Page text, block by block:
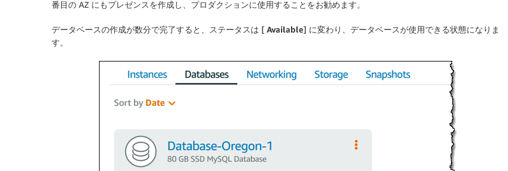
番目の AZ にもプレゼンスを作成し、プロダクションに使用することをお勧めます。
データベースの作成が数分で完了すると、ステータスは [ Available] に変わり、データベースが使用できる状態になりま
す。